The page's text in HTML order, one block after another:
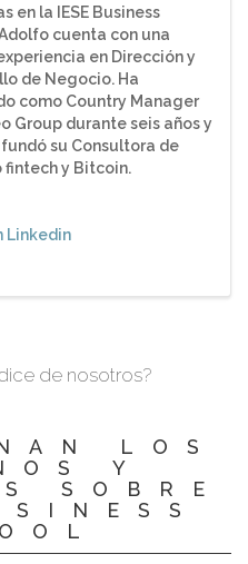
en la IESE Business
cuenta con una
en Dirección y
de Negocio. Ha
como Country Manager
Group durante seis años y
fundó su Consultora de
fintech y Bitcoin.
Linkedin
de nosotros?
LOS
Y
SOBRE